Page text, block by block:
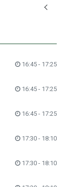
16:45 - 17:25
16:45 - 17:25
16:45 - 17:25
17:30 - 18:10
17:30 - 18:10